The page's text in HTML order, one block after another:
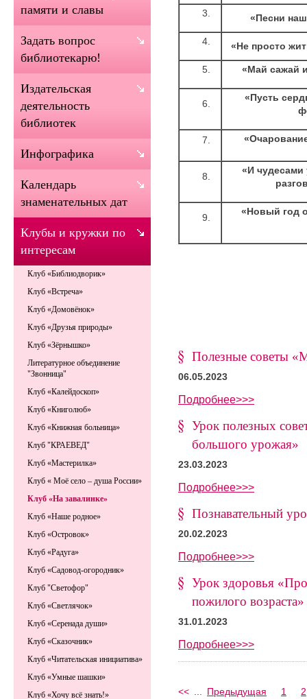
«Песни
«Не просто
«Май сажай
«Пусть
«И чудесами
«Новый год
Полезные советы
06.05.2023
Подробнее>>>
Урок полезных
большого урожая»
23.03.2023
Подробнее>>>
Познавательный
20.02.2023
Подробнее>>>
Урок здоровья
пожилого возраста»
31.01.2023
Подробнее>>>
<< Предыдущая 1 2
памяти и славы
Задать вопрос
библиотекарю!
Издательская
деятельность
библиотек
Инфографика
Календарь
знаменательных дат
Клубы и кружки по
интересам
Клуб «Библиодворик»
Клуб «Встреча»
Клуб «Домовёнок»
Клуб «Друзья природы»
Клуб «Зёрнышко»
Литературное объединение
"Звонница"
Клуб «Калейдоскоп»
Клуб «Книголюб»
Клуб «Книжная больница»
Клуб "КРАЕВЕД"
Клуб «Мастерилка»
Клуб « Моё село – душа России»
Клуб «На завалинке»
Клуб «Наше родное»
Клуб «Островок»
Клуб «Радуга»
Клуб «Садовод-огородник»
Клуб "Светофор"
Клуб «Светлячок»
Клуб «Серенада души»
Клуб «Сказочник»
Клуб «Читательская инициатива»
Клуб «Умные шашки»
Клуб «Хочу всё знать!»